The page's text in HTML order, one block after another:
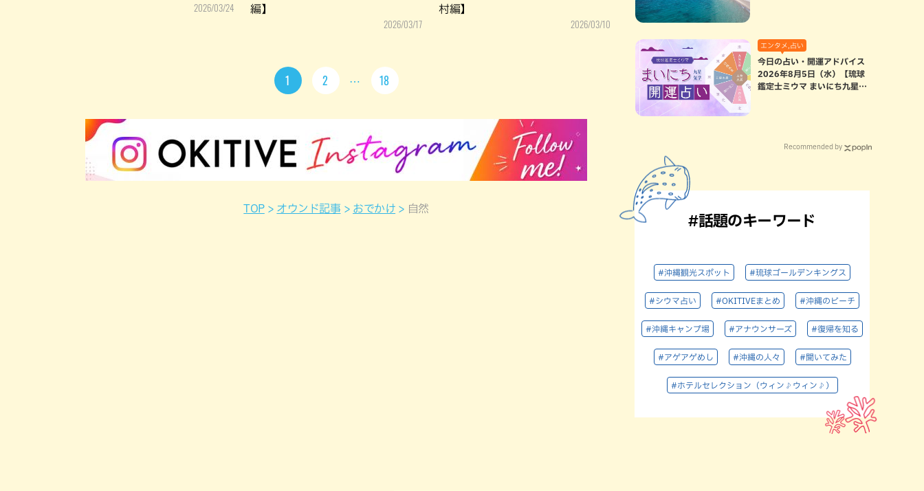
2026/03/24
編】
2026/03/17
村編】
2026/03/10
1 2 18
TOP オウンド記事 おでかけ 自然
エンタメ,占い
今日の占い・開運アドバイス
2026年8月5日（水）【琉球
鑑定士ミウマ まいにち九星気
Recommended by
#話題のキーワード
#沖縄観光スポット #琉球ゴールデンキングス
#シウマ占い #OKITIVEまとめ #沖縄のビーチ
#沖縄キャンプ場 #アナウンサーズ #復帰を知る
#アゲアゲめし #沖縄の人々 #聞いてみた
#ホテルセレクション（ウィン♪ウィン♪）